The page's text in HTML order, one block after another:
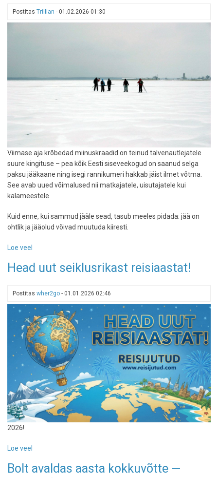
plaanilisse
Postitas Trillian - 01.02.2026 01:30
Viimase aja krõbedad miinuskraadid on teinud talvenautlejatele
suure kingituse – pea kõik Eesti siseveekogud on saanud selga
paksu jääkaane ning isegi rannikumeri hakkab jäist ilmet võtma.
See avab uued võimalused nii matkajatele, uisutajatele kui
kalameestele.
Kuid enne, kui sammud jääle sead, tasub meeles pidada: jää on
ohtlik ja jääolud võivad muutuda kiiresti.
Loe veel
pakane
veekogud:
minna
ja
kuidas
jääl
ellu
jääda?
Head uut seiklusrikast reisiaastat!
Postitas wher2go - 01.01.2026 02:46
2026!
Loe veel
uut
Bolt avaldas aasta kokkuvõtte —